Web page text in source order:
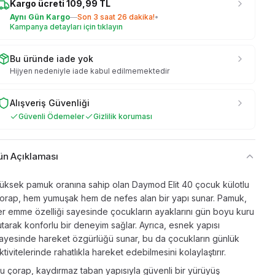
Kargo ücreti109,99 TL
Aynı Gün Kargo—Son 3 saat 26 dakika!•
Kampanya detayları için tıklayın
Bu üründe iade yok
Hijyen nedeniyle iade kabul edilmemektedir
Alışveriş Güvenliği
Güvenli Ödemeler Gizlilik koruması
Açıklaması
pamuk oranına sahip olan Daymod Elit 40 çocuk külotlu
hem yumuşak hem de nefes alan bir yapı sunar. Pamuk,
emme özelliği sayesinde çocukların ayaklarını gün boyu kuru
konforlu bir deneyim sağlar. Ayrıca, esnek yapısı
hareket özgürlüğü sunar, bu da çocukların günlük
rahatlıkla hareket edebilmesini kolaylaştırır.
çorap, kaydırmaz taban yapısıyla güvenli bir yürüyüş